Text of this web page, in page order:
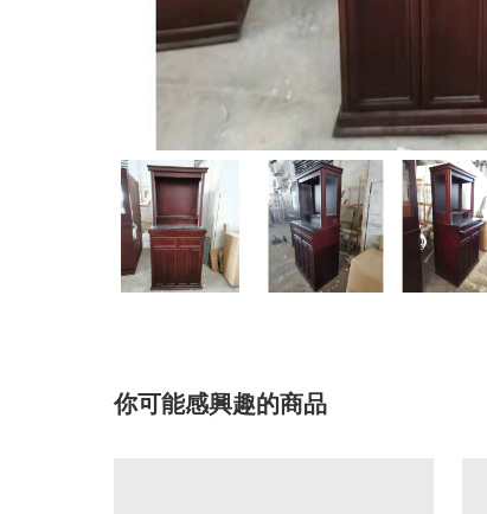
你可能感興趣的商品